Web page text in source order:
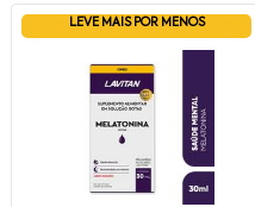
LEVE MAIS POR MENOS